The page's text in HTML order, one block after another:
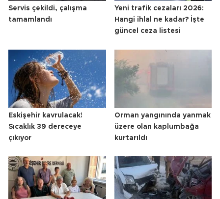
Servis çekildi, çalışma
tamamlandı
Yeni trafik cezaları 2026:
Hangi ihlal ne kadar? İşte
güncel ceza listesi
Eskişehir kavrulacak!
Sıcaklık 39 dereceye
çıkıyor
Orman yangınında yanmak
üzere olan kaplumbağa
kurtarıldı